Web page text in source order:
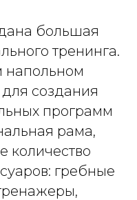
большая
тренинга.
напольном
создания
программ
рама,
количество
гребные